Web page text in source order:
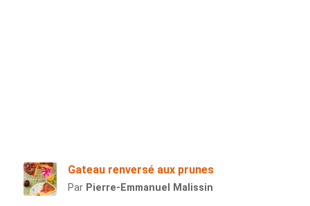
Gateau renversé aux prunes
Par Pierre-Emmanuel Malissin